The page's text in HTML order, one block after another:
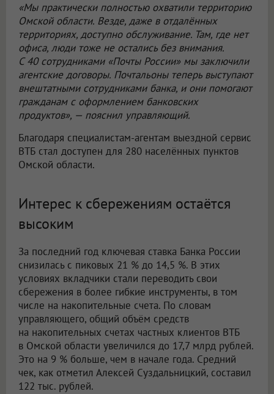
«Мы практически полностью охватили территорию
Омской области. Везде, даже в отдалённых
территориях, доступно обслуживание. Там, где нет
офиса, люди тоже не остались без внимания.
С 40 сотрудниками «Почты России» мы заключили
агентские договоры. Почтальоны теперь выступают
внештатными сотрудниками банка, и они помогают
гражданам с оформлением банковских
продуктов», — пояснил управляющий.
Благодаря специалистам-агентам выездной сервис
ВТБ стал доступен для 280 населённых пунктов
Омской области.
Интерес к сбережениям остаётся
высоким
За последний год ключевая ставка Банка России
снизилась с пиковых 21 % до 14,5 %. В этих
условиях вкладчики стали переводить свои
сбережения в более гибкие инструменты, в том
числе на накопительные счета. По словам
управляющего, общий объём средств
на накопительных счетах частных клиентов ВТБ
в Омской области увеличился до 17,7 млрд рублей.
Это на 9 % больше, чем в начале года. Средний
чек, как отметил Алексей Суздальницкий, составил
122 тыс. рублей.